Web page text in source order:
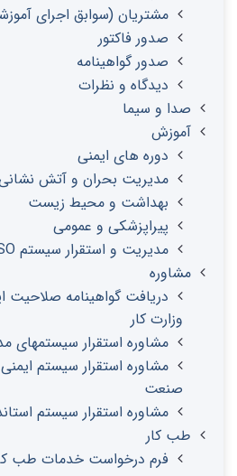
مشتریان (سوابق اجرای
صدور فاکتور
صدور گواهینامه
دیدگاه و نظرات
صدا و سیما
آموزش
دوره های ایمنی
مدیریت بحران و آتش
بهداشت و محیط زیست
پیراپزشکی و عمومی
مدیریت و استقرار سیستم ISO
مشاوره
دریافت گواهینامه صلاحیت
وزارت کار
مشاوره استقرار سیستمهای
مشاوره استقرار سیستم
صنعت
مشاوره استقرار سیستم
طب کار
فرم درخواست خدمات طب